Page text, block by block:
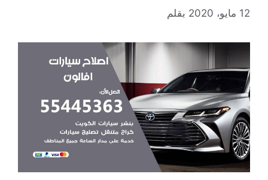
12 مايو، 2020 بقلم